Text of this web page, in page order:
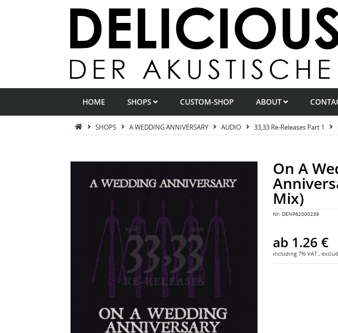
HOME SHOPS CUSTOM-SHOP ABOUT
SHOPS A WEDDING ANNIVERSARY AUDIO 33,33 Re-Releases Part 1
On A
Mix)
Nr: DENP62000239
ab 1.26 €
including 7% VAT ,